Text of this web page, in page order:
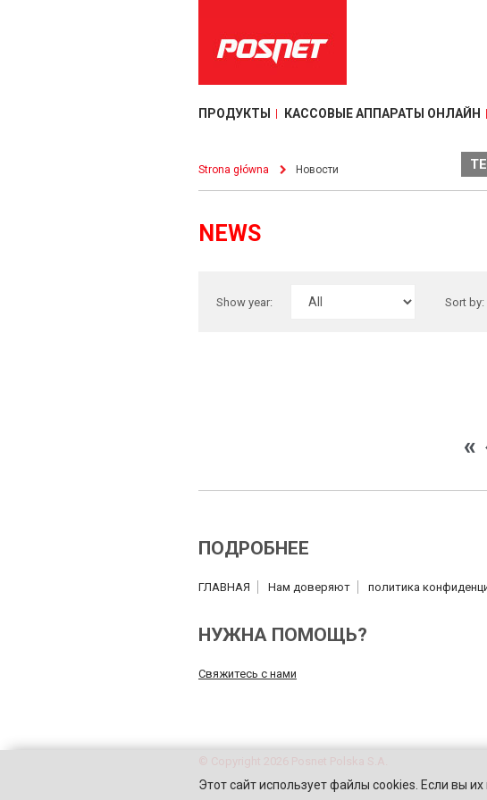
ПРОДУКТЫ КАССОВЫЕ АППАРАТЫ ОНЛАЙН
Strona główna Новости
NEWS
Show year: Sort by:
«
ПОДРОБНЕЕ
ГЛАВНАЯ Нам доверяют политика
НУЖНА ПОМОЩЬ?
Свяжитесь с нами
Этот сайт использует файлы cookies. Если вы